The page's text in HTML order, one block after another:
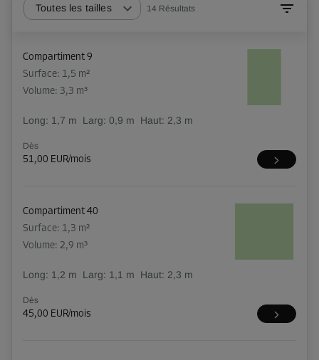
Toutes les tailles 14 Résultats
Compartiment 9
Surface: 1,5 m²
Volume: 3,3 m³
Long: 1,7 m Larg: 0,9 m Haut: 2,3 m
Dès
51,00 EUR/mois
Compartiment 40
Surface: 1,3 m²
Volume: 2,9 m³
Long: 1,2 m Larg: 1,1 m Haut: 2,3 m
Dès
45,00 EUR/mois